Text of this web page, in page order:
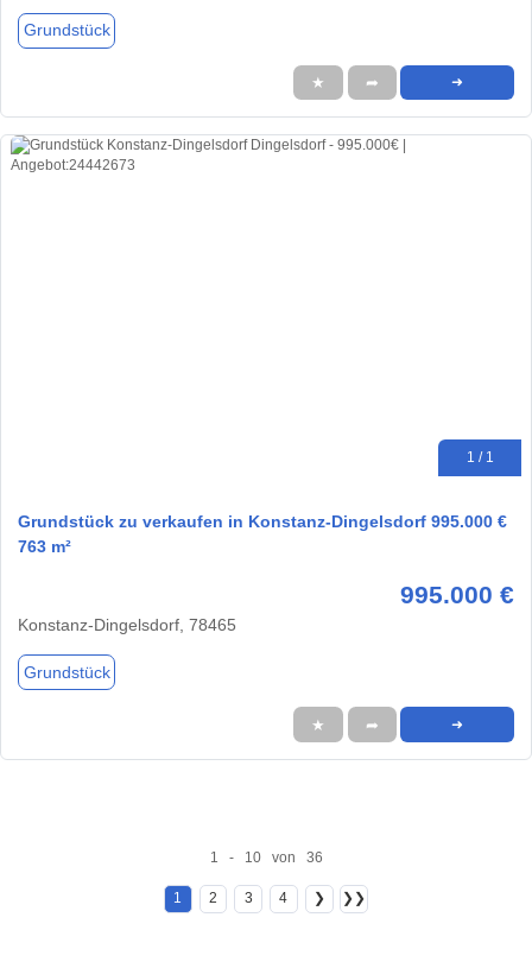
Grundstück
★ ➦ ➜
1 / 1
Grundstück zu verkaufen in Konstanz-Dingelsdorf 995.000 €
763 m²
995.000 €
Konstanz-Dingelsdorf, 78465
Grundstück
★ ➦ ➜
1 - 10 von 36
1 2 3 4 ❯ ❯❯